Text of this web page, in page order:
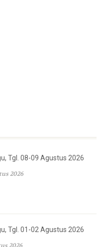
Tgl. 08-09 Agustus 2026
2026
Tgl. 01-02 Agustus 2026